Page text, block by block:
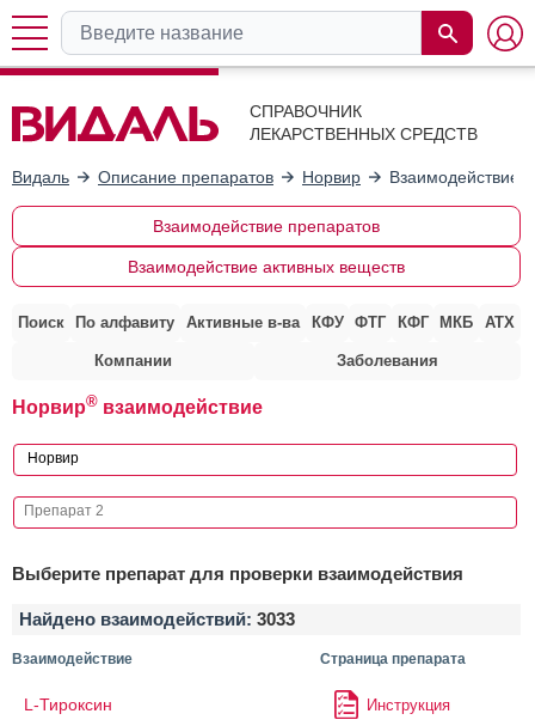
СПРАВОЧНИК
ЛЕКАРСТВЕННЫХ СРЕДСТВ
Видаль Описание препаратов Норвир Взаимодействие
Взаимодействие препаратов
Взаимодействие активных веществ
Поиск По алфавиту Активные в-ва КФУ ФТГ КФГ МКБ АТХ
Компании Заболевания
Норвир® взаимодействие
Выберите препарат для проверки взаимодействия
Найдено взаимодействий: 3033
Взаимодействие Страница препарата
L-Тироксин Инструкция